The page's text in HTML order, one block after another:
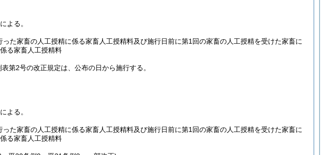
よる。
った家畜の人工授精に係る家畜人工授精料及び施行日前に第1回の家畜の人工授精を受けた家畜に
る家畜人工授精料
第2号の改正規定は、公布の日から施行する。
よる。
った家畜の人工授精に係る家畜人工授精料及び施行日前に第1回の家畜の人工授精を受けた家畜に
る家畜人工授精料